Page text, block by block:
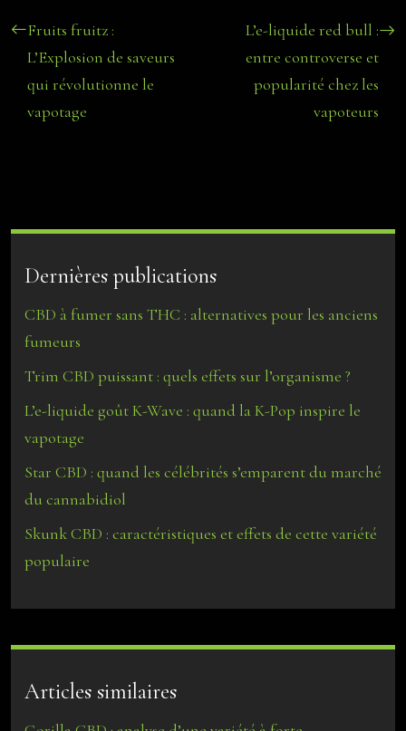
Fruits fruitz :
L’Explosion de saveurs
qui révolutionne le
vapotage
L’e-liquide red bull :
entre controverse et
popularité chez les
vapoteurs
Dernières publications
CBD à fumer sans THC : alternatives pour les anciens
fumeurs
Trim CBD puissant : quels effets sur l’organisme ?
L’e-liquide goût K-Wave : quand la K-Pop inspire le
vapotage
Star CBD : quand les célébrités s’emparent du marché
du cannabidiol
Skunk CBD : caractéristiques et effets de cette variété
populaire
Articles similaires